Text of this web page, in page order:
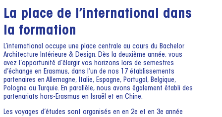
La place de l’international dans
la formation
L’international occupe une place centrale au cours du Bachelor
Architecture Intérieure & Design. Dès la deuxième année, vous
avez l’opportunité d’élargir vos horizons lors de semestres
d’échange en Erasmus, dans l’un de nos 17 établissements
partenaires en Allemagne, Italie, Espagne, Portugal, Belgique,
Pologne ou Turquie. En parallèle, nous avons également établi des
partenariats hors-Erasmus en Israël et en Chine.
Les voyages d’études sont organisés en en 2e et en 3e année